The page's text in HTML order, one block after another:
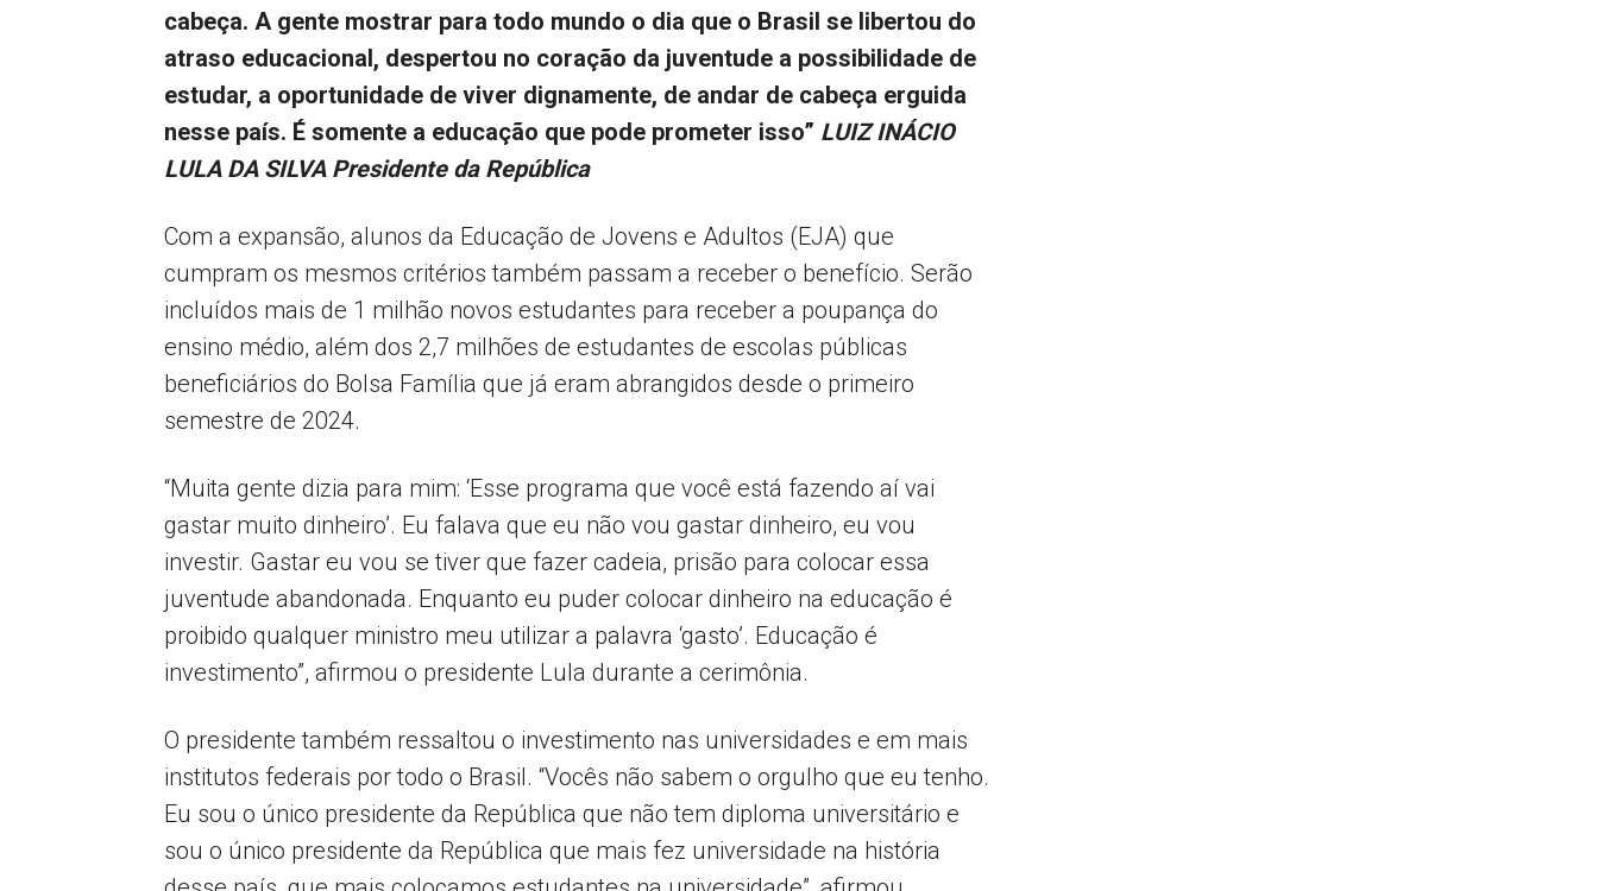
cabeça. A gente mostrar para todo mundo o dia que o Brasil se libertou do
atraso educacional, despertou no coração da juventude a possibilidade de
estudar, a oportunidade de viver dignamente, de andar de cabeça erguida
nesse país. É somente a educação que pode prometer isso” LUIZ INÁCIO
LULA DA SILVA Presidente da República
Com a expansão, alunos da Educação de Jovens e Adultos (EJA) que
cumpram os mesmos critérios também passam a receber o benefício. Serão
incluídos mais de 1 milhão novos estudantes para receber a poupança do
ensino médio, além dos 2,7 milhões de estudantes de escolas públicas
beneficiários do Bolsa Família que já eram abrangidos desde o primeiro
semestre de 2024.
“Muita gente dizia para mim: ‘Esse programa que você está fazendo aí vai
gastar muito dinheiro’. Eu falava que eu não vou gastar dinheiro, eu vou
investir. Gastar eu vou se tiver que fazer cadeia, prisão para colocar essa
juventude abandonada. Enquanto eu puder colocar dinheiro na educação é
proibido qualquer ministro meu utilizar a palavra ‘gasto’. Educação é
investimento”, afirmou o presidente Lula durante a cerimônia.
O presidente também ressaltou o investimento nas universidades e em mais
institutos federais por todo o Brasil. “Vocês não sabem o orgulho que eu tenho.
Eu sou o único presidente da República que não tem diploma universitário e
sou o único presidente da República que mais fez universidade na história